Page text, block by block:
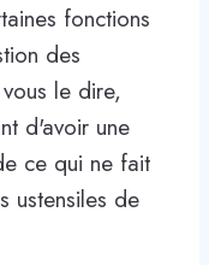
fonctions
des
le dire,
d'avoir une
ce qui ne fait
ustensiles de